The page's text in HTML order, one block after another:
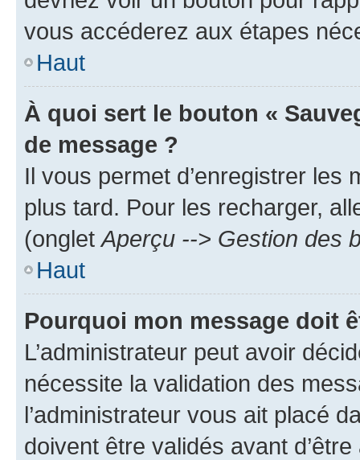
vous accéderez aux étapes
Haut
À quoi sert le bouton «
de message ?
Il vous permet d’enregistrer
plus tard. Pour les recharger,
(onglet Aperçu --> Gestion des
Haut
Pourquoi mon message doit
L’administrateur peut avoir
nécessite la validation des
l’administrateur vous ait placé
doivent être validés avant